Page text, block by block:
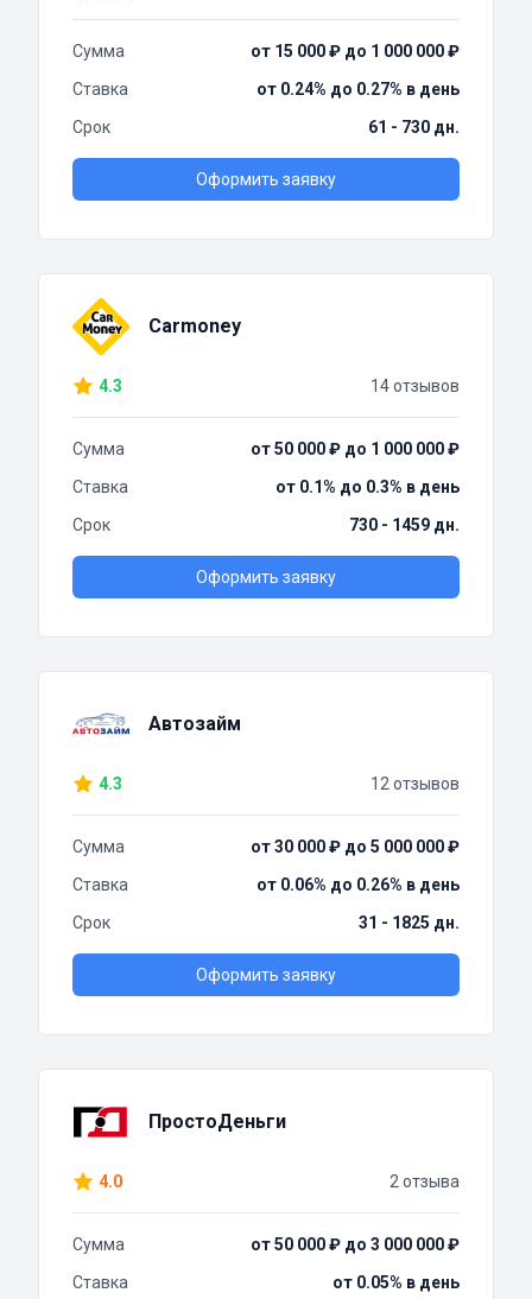
Сумма
от 15 000 ₽ до 1 000 000 ₽
Ставка
от 0.24% до 0.27% в день
Срок
61 - 730 дн.
Оформить заявку
Carmoney
4.3 14 отзывов
Сумма
от 50 000 ₽ до 1 000 000 ₽
Ставка
от 0.1% до 0.3% в день
Срок
730 - 1459 дн.
Оформить заявку
Автозайм
4.3 12 отзывов
Сумма
от 30 000 ₽ до 5 000 000 ₽
Ставка
от 0.06% до 0.26% в день
Срок
31 - 1825 дн.
Оформить заявку
ПростоДеньги
4.0 2 отзыва
Сумма
от 50 000 ₽ до 3 000 000 ₽
Ставка
от 0.05% в день